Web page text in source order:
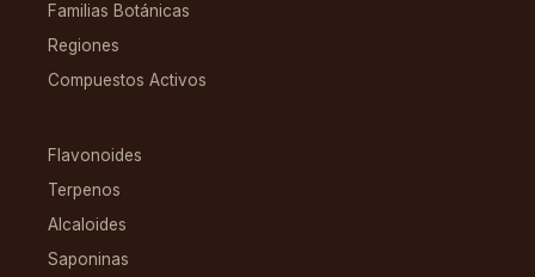
Familias Botánicas
Regiones
Compuestos Activos
Flavonoides
Terpenos
Alcaloides
Saponinas